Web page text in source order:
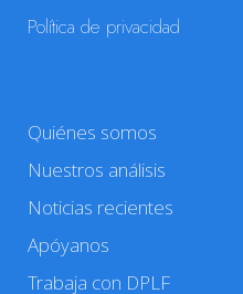
Política de privacidad
Quiénes somos
Nuestros análisis
Noticias recientes
Apóyanos
Trabaja con DPLF